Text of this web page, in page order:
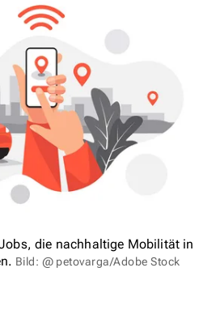
die nachhaltige Mobilität in
Bild: @ petovarga/Adobe Stock